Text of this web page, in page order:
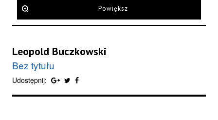
Powiększ
Leopold Buczkowski
Bez tytułu
Udostępnij: